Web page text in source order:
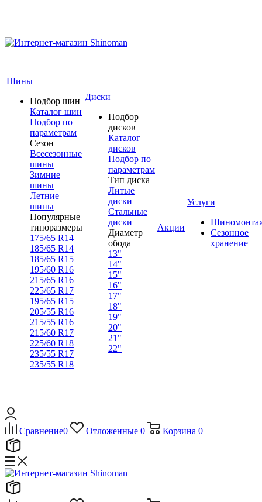
Шины
Подбор шин
Каталог шин
Подбор по
параметрам
Сезон
Всесезонные
шины
Зимние
шины
Летние
шины
Популярные
типоразмеры
175/65 R14
185/65 R14
185/65 R15
195/60 R16
215/65 R16
225/65 R17
195/65 R15
205/55 R16
215/55 R16
215/60 R17
225/60 R18
235/55 R17
235/55 R18
Диски
Подбор
дисков
Каталог
дисков
Подбор по
параметрам
Тип диска
Литые
диски
Стальные
диски
Диаметр
обода
13"
14"
15"
16"
17"
18"
19"
20"
21"
22"
Акции
Услуги
Сезонное
хранение
Сравнение0 Отложенные 0 Корзина 0